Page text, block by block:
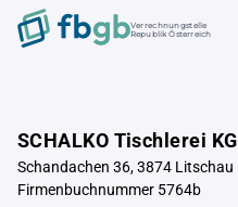
Verrechnungstelle
Republik Österreich
SCHALKO Tischlerei KG
Schandachen 36, 3874 Litschau
Firmenbuchnummer 5764b